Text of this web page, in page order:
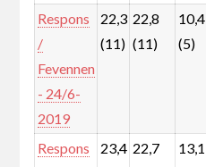
Respons
/
Fevennen
- 24/6-
2019
22,3
(11)
22,8
(11)
10,4
(5)
Respons
23,4 22,7
13,1